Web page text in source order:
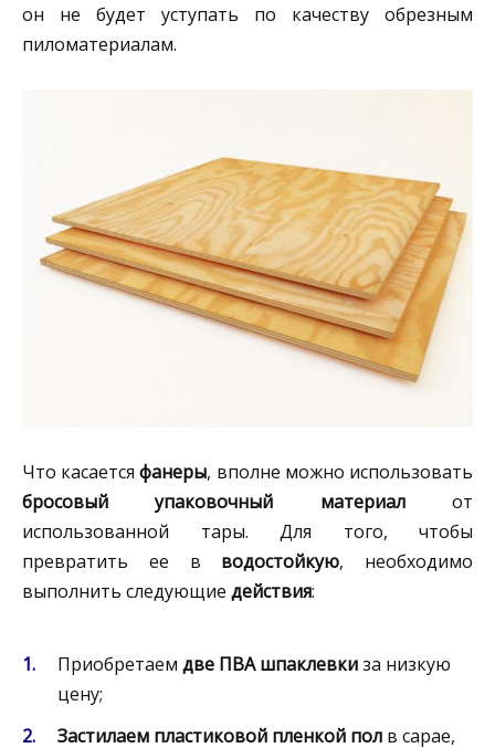
он не будет уступать по качеству обрезным
пиломатериалам.
Что касаетсяфанеры, вполне можно использовать
бросовый упаковочный материалот
использованной тары. Для того, чтобы
превратить ее в водостойкую, необходимо
выполнить следующие действия:
Приобретаем две ПВА шпаклевкиза низкую
цену;
Застилаем пластиковой пленкой пол в сарае,